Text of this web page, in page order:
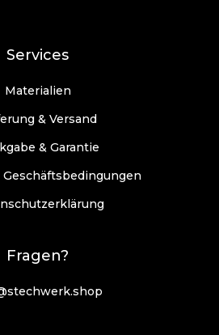
Services
Materialien
& Versand
& Garantie
Fragen?